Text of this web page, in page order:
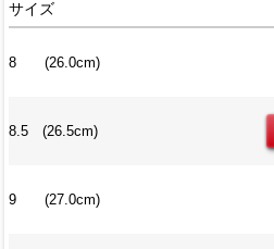
サイズ
8 (26.0cm)
8.5 (26.5cm)
9 (27.0cm)